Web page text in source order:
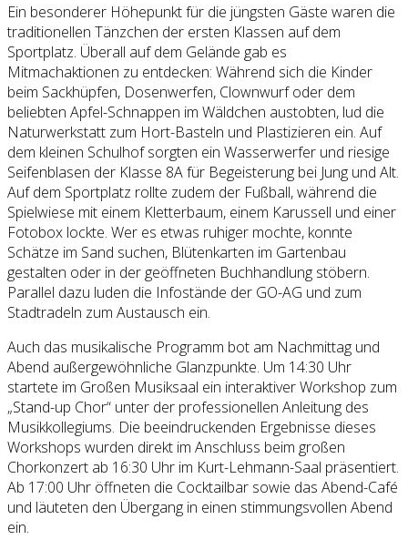
Ein besonderer Höhepunkt für die jüngsten Gäste waren die
traditionellen Tänzchen der ersten Klassen auf dem
Sportplatz. Überall auf dem Gelände gab es
Mitmachaktionen zu entdecken: Während sich die Kinder
beim Sackhüpfen, Dosenwerfen, Clownwurf oder dem
beliebten Apfel-Schnappen im Wäldchen austobten, lud die
Naturwerkstatt zum Hort-Basteln und Plastizieren ein. Auf
dem kleinen Schulhof sorgten ein Wasserwerfer und riesige
Seifenblasen der Klasse 8A für Begeisterung bei Jung und Alt.
Auf dem Sportplatz rollte zudem der Fußball, während die
Spielwiese mit einem Kletterbaum, einem Karussell und einer
Fotobox lockte. Wer es etwas ruhiger mochte, konnte
Schätze im Sand suchen, Blütenkarten im Gartenbau
gestalten oder in der geöffneten Buchhandlung stöbern.
Parallel dazu luden die Infostände der GO-AG und zum
Stadtradeln zum Austausch ein.
Auch das musikalische Programm bot am Nachmittag und
Abend außergewöhnliche Glanzpunkte. Um 14:30 Uhr
startete im Großen Musiksaal ein interaktiver Workshop zum
„Stand-up Chor“ unter der professionellen Anleitung des
Musikkollegiums. Die beeindruckenden Ergebnisse dieses
Workshops wurden direkt im Anschluss beim großen
Chorkonzert ab 16:30 Uhr im Kurt-Lehmann-Saal präsentiert.
Ab 17:00 Uhr öffneten die Cocktailbar sowie das Abend-Café
und läuteten den Übergang in einen stimmungsvollen Abend
ein.